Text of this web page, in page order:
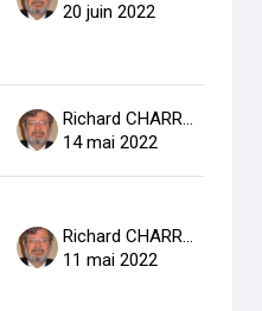
20 juin 2022
Richard CHARRON
14 mai 2022
Richard CHARRON
11 mai 2022